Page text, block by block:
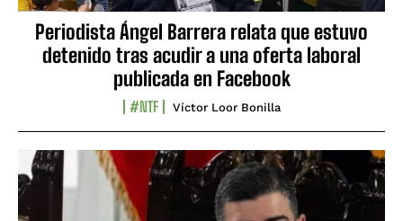
Periodista Ángel Barrera relata que estuvo
detenido tras acudir a una oferta laboral
publicada en Facebook
#NTF Víctor Loor Bonilla